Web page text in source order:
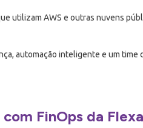
utilizam AWS e outras nuvens
automação inteligente e um
FinOps da Flexa